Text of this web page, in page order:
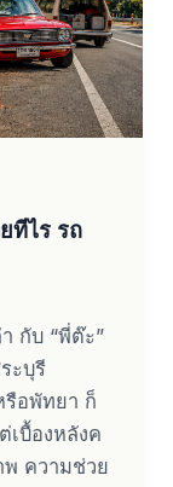
ทีไร รถ
กับ “พี่ต๊ะ”
ะบุรี
รือพัทยา ก็
บื้องหลังค
พ ความช่วย